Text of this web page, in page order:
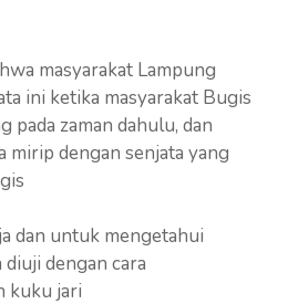
masyarakat Lampung
ini ketika masyarakat Bugis
pada zaman dahulu, dan
dengan senjata yang
dan untuk mengetahui
diuji dengan cara
kuku jari